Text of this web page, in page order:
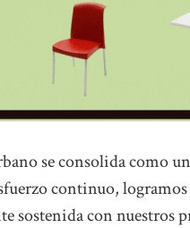
se consolida como
continuo,
sostenida con nuestros